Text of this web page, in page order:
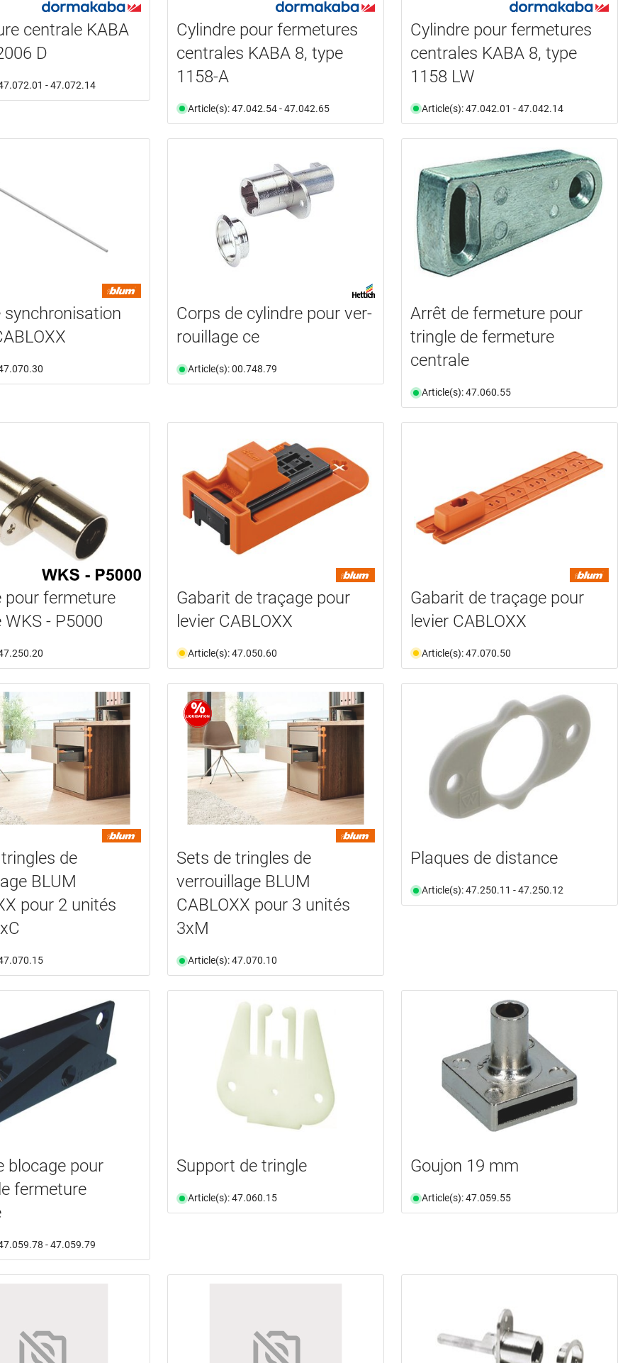
centrale KABA
D
- 47.072.14
Cylindre pour fermetures
centrales KABA 8, type
1158-A
Article(s): 47.042.54 - 47.042.65
Cylindre pour fermetures
centrales KABA 8, type
1158 LW
Article(s): 47.042.01 - 47.042.14
synchronisation
Corps de cylindre pour ver-
rouillage ce
Article(s): 00.748.79
Arrêt de fermeture pour
tringle de fermeture
centrale
Article(s): 47.060.55
pour fermeture
WKS - P5000
Gabarit de traçage pour
levier CABLOXX
Article(s): 47.050.60
Gabarit de traçage pour
levier CABLOXX
Article(s): 47.070.50
de
BLUM
pour 2 unités
Sets de tringles de
verrouillage BLUM
CABLOXX pour 3 unités
3xM
Article(s): 47.070.10
Plaques de distance
Article(s): 47.250.11 - 47.250.12
blocage pour
fermeture
- 47.059.79
Support de tringle
Article(s): 47.060.15
Goujon 19 mm
Article(s): 47.059.55